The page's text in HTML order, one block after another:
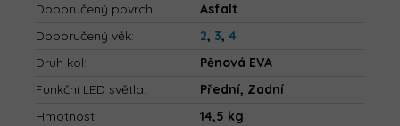
Doporučený povrch:
Asfalt
Doporučený věk: 2, 3, 4
Druh kol:
Pěnová EVA
Funkční LED světla:
Přední, Zadní
Hmotnost:
14,5 kg